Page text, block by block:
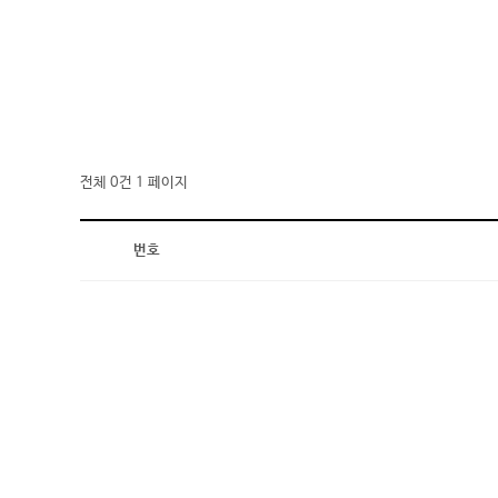
전체 0건 1 페이지
번호